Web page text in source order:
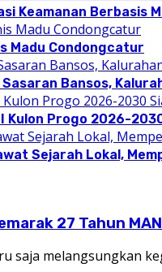
Keamanan Berbasis
Madu Condongcatur
Bansos,
Kulon Progo 2026-
Sejarah Lokal,
27 Tahun
saja melangsungkan